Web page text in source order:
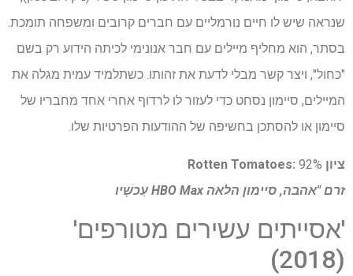
שנראה שיש לו חיים נורמליים עם חברים קרובים ומשפחה תומכת.
בסתר, הוא מחליף מיילים עם חבר אנונימי לכיתה הידוע רק בשם
"כחול", ויצר קשר מבלי לדעת את זהותו. כשתלמיד עמית מגלה את
המיילים, סיימון נסחט כדי לעזור לו לרדוף אחרי אחד מחבריו של
סיימון או להסתכן בחשיפה של ההודעות הפרטיות שלו.
ציון Rotten Tomatoes: 92%
זרם "אהבה, סיימון הלאה HBO Max עַכשָׁיו
'אסייתים עשירים מטורפים'
(2018)